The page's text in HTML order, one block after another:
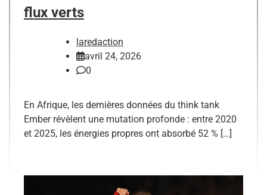
flux verts
laredaction
avril 24, 2026
0
En Afrique, les dernières données du think tank
Ember révèlent une mutation profonde : entre 2020
et 2025, les énergies propres ont absorbé 52 % […]